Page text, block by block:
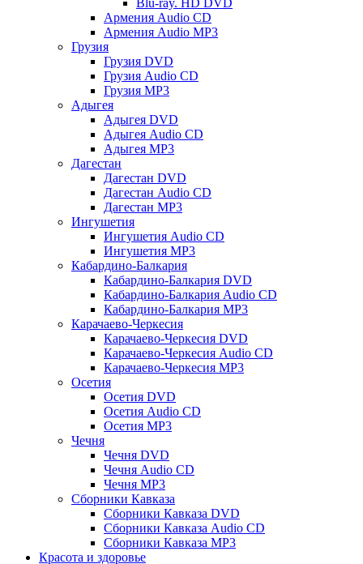
Blu-ray. HD DVD
Армения Audio CD
Армения Audio MP3
Грузия
Грузия DVD
Грузия Audio CD
Грузия MP3
Адыгея
Адыгея DVD
Адыгея Audio CD
Адыгея MP3
Дагестан
Дагестан DVD
Дагестан Audio CD
Дагестан MP3
Ингушетия
Ингушетия Audio CD
Ингушетия MP3
Кабардино-Балкария
Кабардино-Балкария DVD
Кабардино-Балкария Audio CD
Кабардино-Балкария MP3
Карачаево-Черкесия
Карачаево-Черкесия DVD
Карачаево-Черкесия Audio CD
Карачаево-Черкесия MP3
Осетия
Осетия DVD
Осетия Audio CD
Осетия MP3
Чечня
Чечня DVD
Чечня Audio CD
Чечня MP3
Сборники Кавказа
Сборники Кавказа DVD
Сборники Кавказа Audio CD
Сборники Кавказа MP3
Красота и здоровье